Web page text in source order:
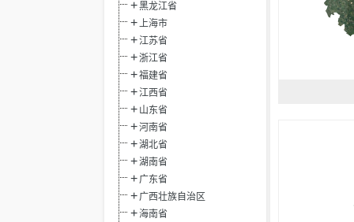
黑龙江省
上海市
江苏省
浙江省
福建省
江西省
山东省
河南省
湖北省
湖南省
广东省
广西壮族自治区
海南省